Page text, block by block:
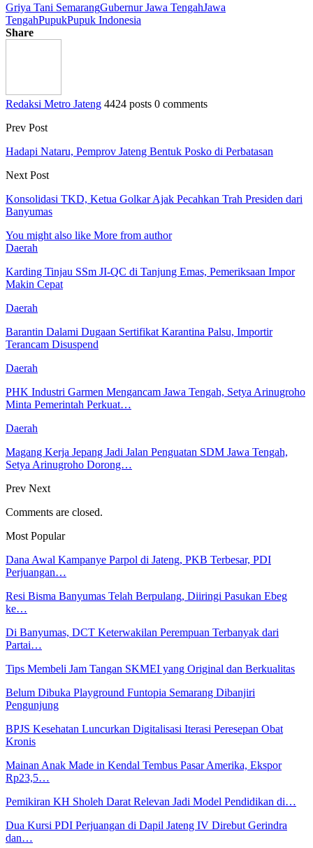
Griya Tani SemarangGubernur Jawa TengahJawa
TengahPupukPupuk Indonesia
Share
Redaksi Metro Jateng 4424 posts 0 comments
Prev Post
Hadapi Nataru, Pemprov Jateng Bentuk Posko di Perbatasan
Next Post
Konsolidasi TKD, Ketua Golkar Ajak Pecahkan Trah Presiden dari
Banyumas
You might also like More from author
Daerah
Karding Tinjau SSm JI-QC di Tanjung Emas, Pemeriksaan Impor
Makin Cepat
Daerah
Barantin Dalami Dugaan Sertifikat Karantina Palsu, Importir
Terancam Disuspend
Daerah
PHK Industri Garmen Mengancam Jawa Tengah, Setya Arinugroho
Minta Pemerintah Perkuat…
Daerah
Magang Kerja Jepang Jadi Jalan Penguatan SDM Jawa Tengah,
Setya Arinugroho Dorong…
Prev Next
Comments are closed.
Most Popular
Dana Awal Kampanye Parpol di Jateng, PKB Terbesar, PDI
Perjuangan…
Resi Bisma Banyumas Telah Berpulang, Diiringi Pasukan Ebeg
ke…
Di Banyumas, DCT Keterwakilan Perempuan Terbanyak dari
Partai…
Tips Membeli Jam Tangan SKMEI yang Original dan Berkualitas
Belum Dibuka Playground Funtopia Semarang Dibanjiri
Pengunjung
BPJS Kesehatan Luncurkan Digitalisasi Iterasi Peresepan Obat
Kronis
Mainan Anak Made in Kendal Tembus Pasar Amerika, Ekspor
Rp23,5…
Pemikiran KH Sholeh Darat Relevan Jadi Model Pendidikan di…
Dua Kursi PDI Perjuangan di Dapil Jateng IV Direbut Gerindra
dan…